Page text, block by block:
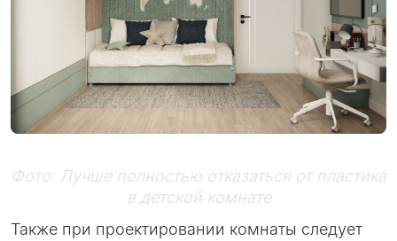
Фото: Лучше полностью отказаться от пластика
в детской комнате
Также при проектировании комнаты следует